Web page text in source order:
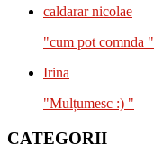
caldarar nicolae
"cum pot comnda "
Irina
"Mulțumesc :) "
CATEGORII